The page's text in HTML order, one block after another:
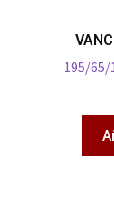
195/65/